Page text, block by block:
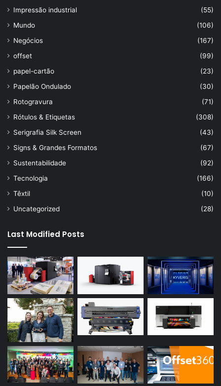
Impressão industrial
(55)
Mundo
(106)
Negócios
(167)
offset
(99)
papel-cartão
(23)
Papelão Ondulado
(30)
Rotogravura
(71)
Rótulos & Etiquetas
(308)
Serigrafia Silk Screen
(43)
Signs & Grandes Formatos
(67)
Sustentabilidade
(92)
Tecnologia
(166)
Têxtil
(10)
Uncategorized
(28)
Last Modified Posts